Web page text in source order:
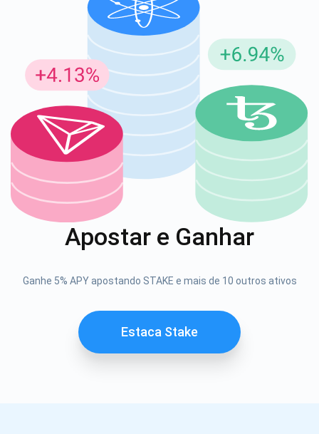
Apostar e Ganhar
Ganhe 5% APY apostando STAKE e mais de 10 outros ativos
Estaca Stake
1000.000
SE
INSCREVER
support@atomicwallet.io
Confira nosso YouTube
Inscreva-se para atualizações
Seja o primeiro a receber as últimas atualizações do
projeto e guias de criptografia
Se inscrever